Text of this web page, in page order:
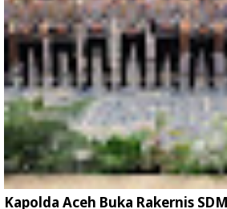
Kapolda Aceh Buka Rakernis